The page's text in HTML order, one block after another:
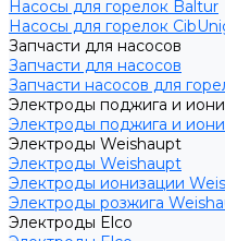
Насосы для горелок Baltur
Насосы для горелок
Запчасти для насосов
Запчасти для насосов
Запчасти насосов для
Электроды поджига и
Электроды поджига и
Электроды Weishaupt
Электроды Weishaupt
Электроды ионизации
Электроды розжига
Электроды Elco